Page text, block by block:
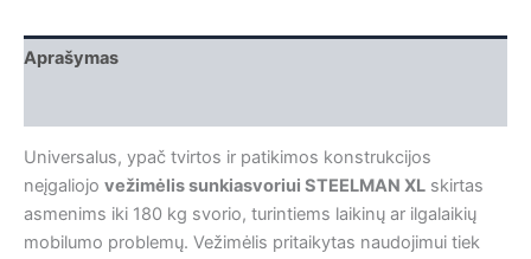
Aprašymas
Universalus, ypač tvirtos ir patikimos konstrukcijos
neįgaliojo vežimėlis sunkiasvoriui STEELMAN XL skirtas
asmenims iki 180 kg svorio, turintiems laikinų ar ilgalaikių
mobilumo problemų. Vežimėlis pritaikytas naudojimui tiek